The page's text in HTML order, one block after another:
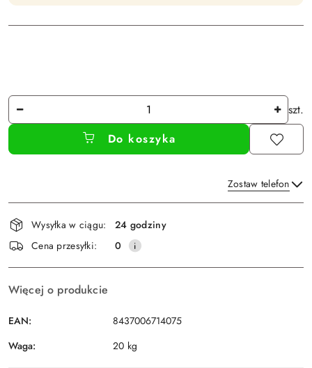
Ilość
szt.
Do koszyka
Zostaw telefon
Wyślij
Dostępność
i
dostawa
Wysyłka w ciągu:
24 godziny
Cena przesyłki:
0
Więcej o produkcie
EAN:
8437006714075
Waga:
20 kg